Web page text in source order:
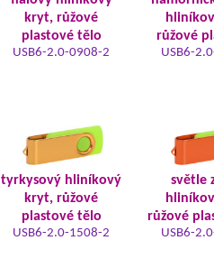
kryt, růžové
plastové tělo
USB6-2.0-0908-2
růžové
USB6-
tyrkysový hliníkový
kryt, růžové
plastové tělo
USB6-2.0-1508-2
světle
růžové
USB6-